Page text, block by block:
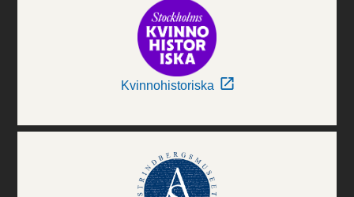
Kvinnohistoriska